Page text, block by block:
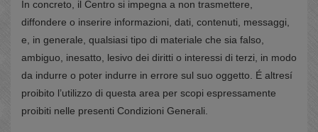
In concreto, il Centro si impegna a non trasmettere,
diffondere o inserire informazioni, dati, contenuti, messaggi,
e, in generale, qualsiasi tipo di materiale che sia falso,
ambiguo, inesatto, lesivo dei diritti o interessi di terzi, in modo
da indurre o poter indurre in errore sul suo oggetto. É altresí
proibito l’utilizzo di questa area per scopi espressamente
proibiti nelle presenti Condizioni Generali.